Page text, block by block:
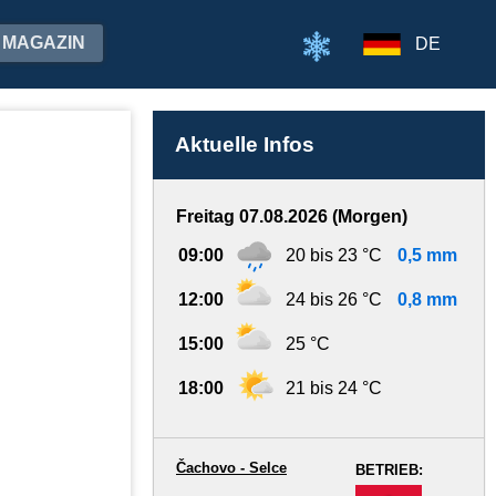
MAGAZIN DE
Aktuelle Infos
Freitag 07.08.2026 (Morgen)
09:00 20 bis 23 °C 0,5 mm
12:00 24 bis 26 °C 0,8 mm
15:00 25 °C
18:00 21 bis 24 °C
BETRIEB:
Čachovo - Selce